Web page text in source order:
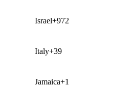
Israel+972
Italy+39
Jamaica+1